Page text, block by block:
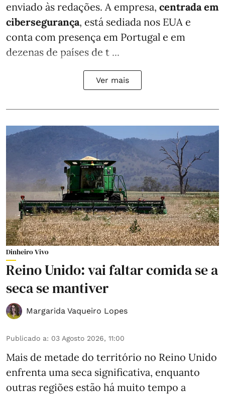
enviado às redações. A empresa, centrada em
cibersegurança, está sediada nos EUA e
conta com presença em Portugal e em
dezenas de países de t ...
Ver mais
Dinheiro Vivo
Reino Unido: vai faltar comida se a
seca se mantiver
Margarida Vaqueiro Lopes
Publicado a: 03 Agosto 2026, 11:00
Mais de metade do território no Reino Unido
enfrenta uma seca significativa, enquanto
outras regiões estão há muito tempo a